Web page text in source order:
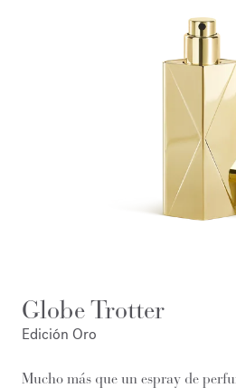
Globe Trotter
Edición Oro
Mucho más que un espray de